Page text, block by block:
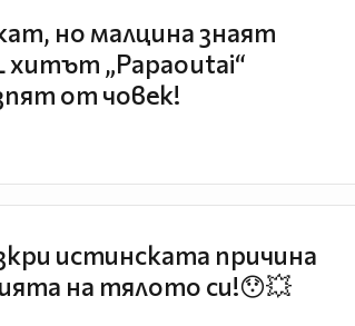
но малцина знаят
хитът „Papaoutai“
от човек!
истинската причина
на тялото си!😯💥